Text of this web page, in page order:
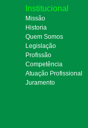
Institucional
Missão
Historia
Quem Somos
Legislação
Profissão
Competência
Atuação Profissional
Juramento